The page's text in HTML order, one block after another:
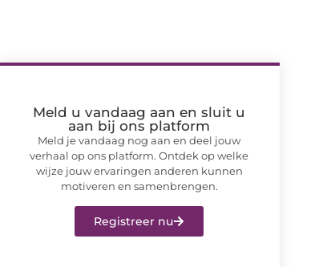
Meld u vandaag aan en sluit u
aan bij ons platform
Meld je vandaag nog aan en deel jouw
verhaal op ons platform. Ontdek op welke
wijze jouw ervaringen anderen kunnen
motiveren en samenbrengen.
Registreer nu